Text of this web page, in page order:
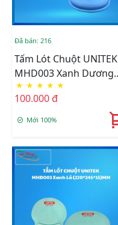
Đã bán: 216
Tấm Lót Chuột UNITEK
MHD003 Xanh Dương
(220*245*15)MM
★ ★ ★ ★ ★
100.000 đ
Mới 100%